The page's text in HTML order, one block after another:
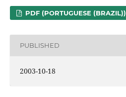
PDF (PORTUGUESE (BRAZIL))
PUBLISHED
2003-10-18